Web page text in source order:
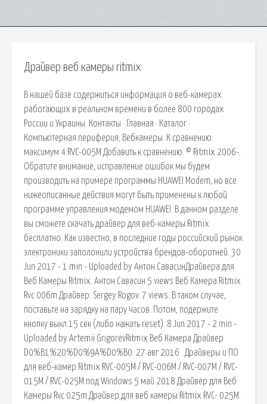
Драйвер веб камеры ritmix
В нашей базе содержиться информация о веб-камерах
работающих в реальном времени в более 800 городах
России и Украины. Контакты · Главная · Каталог ·
Компьютерная периферия; Вебкамеры. К сравнению:
максимум 4 RVC-005M Добавить к сравнению. © Ritmix 2006-.
Обратите внимание, исправление ошибок мы будем
производить на примере программы HUAWEI Modem, но все
нижеописанные действия могут быть применены к любой
программе управления модемом HUAWEI. В данном разделе
вы сможете скачать драйвер для веб-камеры Ritmix
бесплатно. Как известно, в последние годы российский рынок
электроники заполонили устройства брендов-оборотней. 30
Jun 2017 - 1 min - Uploaded by Антон СавасинДрайвера для
Веб Камеры Ritmix. Антон Савасин 5 views Веб Камера Ritmix
Rvc 006m Драйвер. Sergey Rogov. 7 views. В таком случае,
поставьте на зарядку на пару часов. Потом, подержите
кнопку выкл 15 сек (либо нажать reset). 8 Jun 2017 - 2 min -
Uploaded by Artemii GrigorevRitmix Веб Камера Драйвер
D0%B1%20%D0%9A%D0%B0. 27 авг 2016 . Драйверы и ПО
для веб-камер Ritmix RVC-005M / RVC-006M / RVC-007M / RVC-
015M / RVC-025M под Windows 5 май 2018 Драйвер для Веб
Камеры Rvc 025m Драйвер для веб камеры Ritmix RVC- 025M.